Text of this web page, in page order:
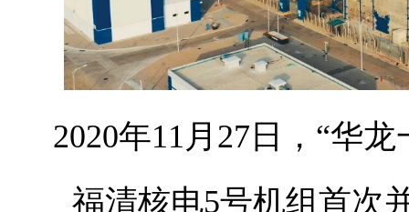
2020年11月27日，“华
福清核电5号机组首次